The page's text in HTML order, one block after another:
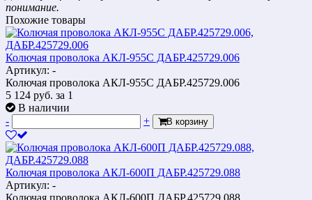
понимание.
Похожие товары
Колючая проволока АКЛ-955С ДАБР.425729.006
Артикул: -
Колючая проволока АКЛ-955С ДАБР.425729.006
5 124 руб. за 1
В наличии
-
+ В корзину
Колючая проволока АКЛ-600П ДАБР.425729.088
Артикул: -
Колючая проволока АКЛ-600П ДАБР.425729.088